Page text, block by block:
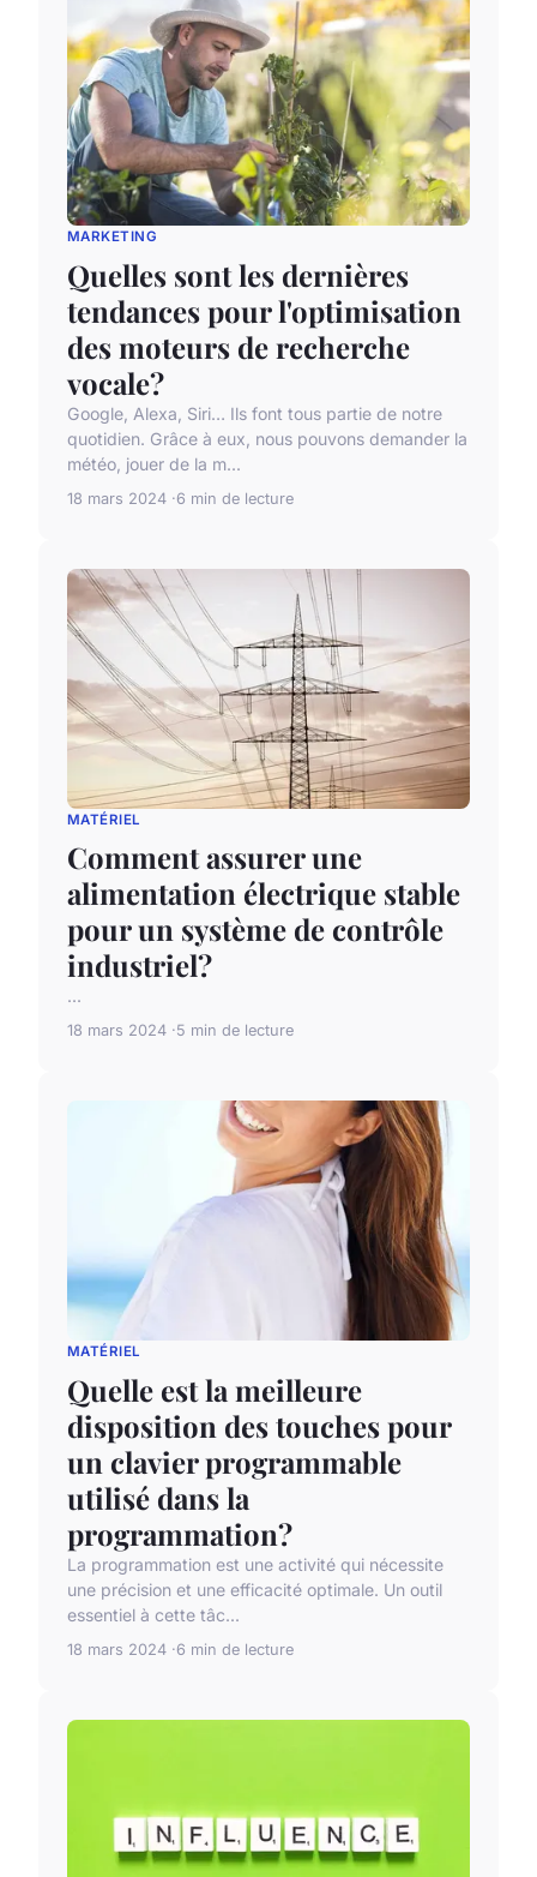
MARKETING
Quelles sont les dernières
tendances pour l'optimisation
des moteurs de recherche
vocale?
Google, Alexa, Siri… Ils font tous partie de notre
quotidien. Grâce à eux, nous pouvons demander la
météo, jouer de la m...
18 mars 2024 6 min de lecture
MATÉRIEL
Comment assurer une
alimentation électrique stable
pour un système de contrôle
industriel?
...
18 mars 2024 5 min de lecture
MATÉRIEL
Quelle est la meilleure
disposition des touches pour
un clavier programmable
utilisé dans la
programmation?
La programmation est une activité qui nécessite
une précision et une efficacité optimale. Un outil
essentiel à cette tâc...
18 mars 2024 6 min de lecture